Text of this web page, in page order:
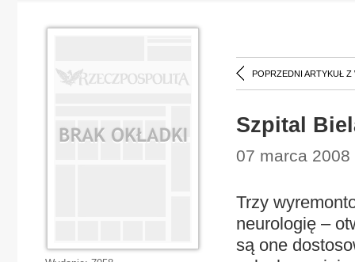
POPRZEDNI ARTYKUŁ Z
Szpital
07 marca 2008
Trzy
neurologię –
są one